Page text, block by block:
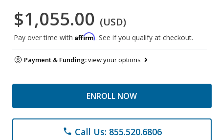
$1,055.00 (USD)
Pay over time with Affirm. See if you qualify at checkout.
Payment & Funding:view your options
ENROLL NOW
phone Call Us: 855.520.6806